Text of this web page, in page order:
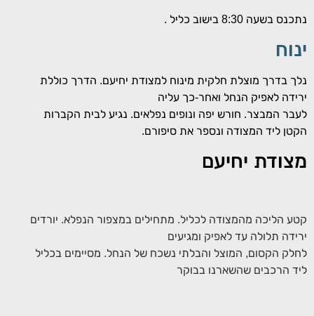
נתכנס בשעה 8:30 בישוב כליל .
ינוח
נלך בדרך מוצלת חלקית מינוח למצודת יחיעם. הדרך כוללת
ירידה לאפיק הנחל ואחר-כך עליה
לעבר המבצר. חורש יפה ונופים נפלאים. נגיע לבית הקברות
הקטן ליד המצודה ונספר את סיפורם.
מצודת יחיעם
קטע הליכה מהמצודה לכליל. מתחילים במצפור הנפלא. יורדים
ירידה תלולה עד לאפיק ומגיעים
לחלק הקסום, המוצל והבלתי נשכח של הנחל. מסיימים בכליל
ליד הרכבים שהשארנו בבוקר